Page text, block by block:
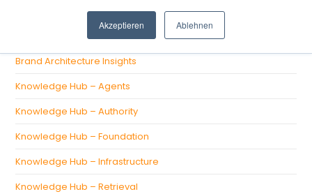
Akzeptieren Ablehnen
Brand Architecture Insights
Knowledge Hub – Agents
Knowledge Hub – Authority
Knowledge Hub – Foundation
Knowledge Hub – Infrastructure
Knowledge Hub – Retrieval